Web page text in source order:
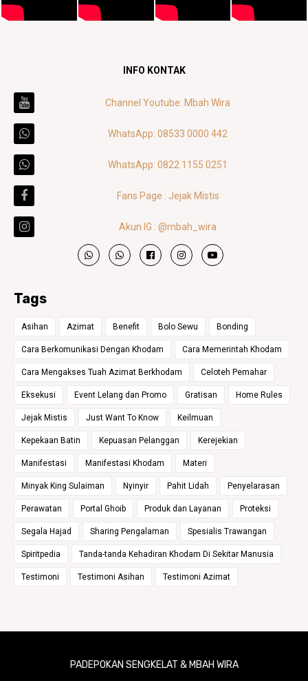
INFO KONTAK
Channel Youtube: Mbah Wira
WhatsApp: 08533 0000 442
WhatsApp: 0822 1155 0251
Fans Page : Jejak Mistis
Akun IG : @mbah_wira
Tags
Asihan Azimat Benefit Bolo Sewu Bonding
Cara Berkomunikasi Dengan Khodam Cara Memerintah Khodam
Cara Mengakses Tuah Azimat Berkhodam Celoteh Pemahar
Eksekusi Event Lelang dan Promo Gratisan Home Rules
Jejak Mistis Just Want To Know Keilmuan
Kepekaan Batin Kepuasan Pelanggan Kerejekian
Manifestasi Manifestasi Khodam Materi
Minyak King Sulaiman Nyinyir Pahit Lidah Penyelarasan
Perawatan Portal Ghoib Produk dan Layanan Proteksi
Segala Hajad Sharing Pengalaman Spesialis Trawangan
Spiritpedia Tanda-tanda Kehadiran Khodam Di Sekitar Manusia
Testimoni Testimoni Asihan Testimoni Azimat
PADEPOKAN SENGKELAT & MBAH WIRA